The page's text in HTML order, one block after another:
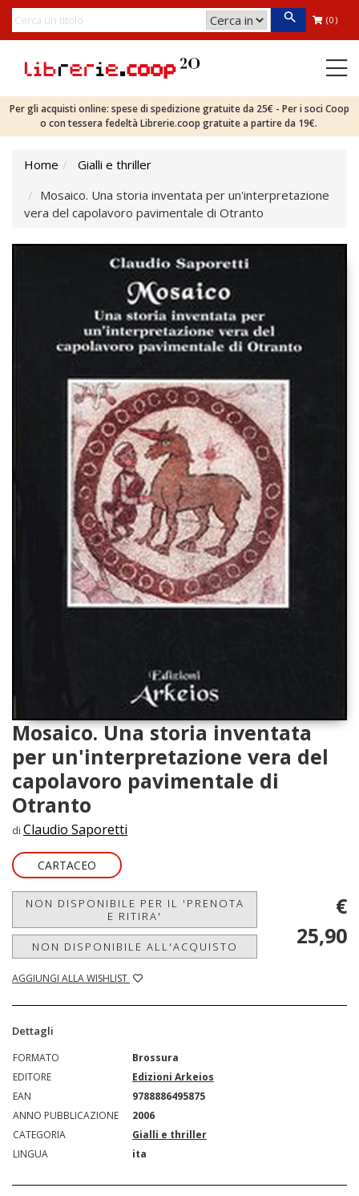
(0)
Per gli acquisti online: spese di spedizione gratuite da 25€ - Per i soci Coop
o con tessera fedeltà Librerie.coop gratuite a partire da 19€.
Home
Gialli e thriller
Mosaico. Una storia inventata per un'interpretazione
vera del capolavoro pavimentale di Otranto
Mosaico. Una storia inventata
per un'interpretazione vera del
capolavoro pavimentale di
Otranto
di Claudio Saporetti
CARTACEO
NON DISPONIBILE PER IL 'PRENOTA
E RITIRA'
NON DISPONIBILE ALL'ACQUISTO
AGGIUNGI ALLA WISHLIST
€
25,90
Dettagli
FORMATO
Brossura
EDITORE
Edizioni Arkeios
EAN
9788886495875
ANNO PUBBLICAZIONE
2006
CATEGORIA
Gialli e thriller
LINGUA
ita